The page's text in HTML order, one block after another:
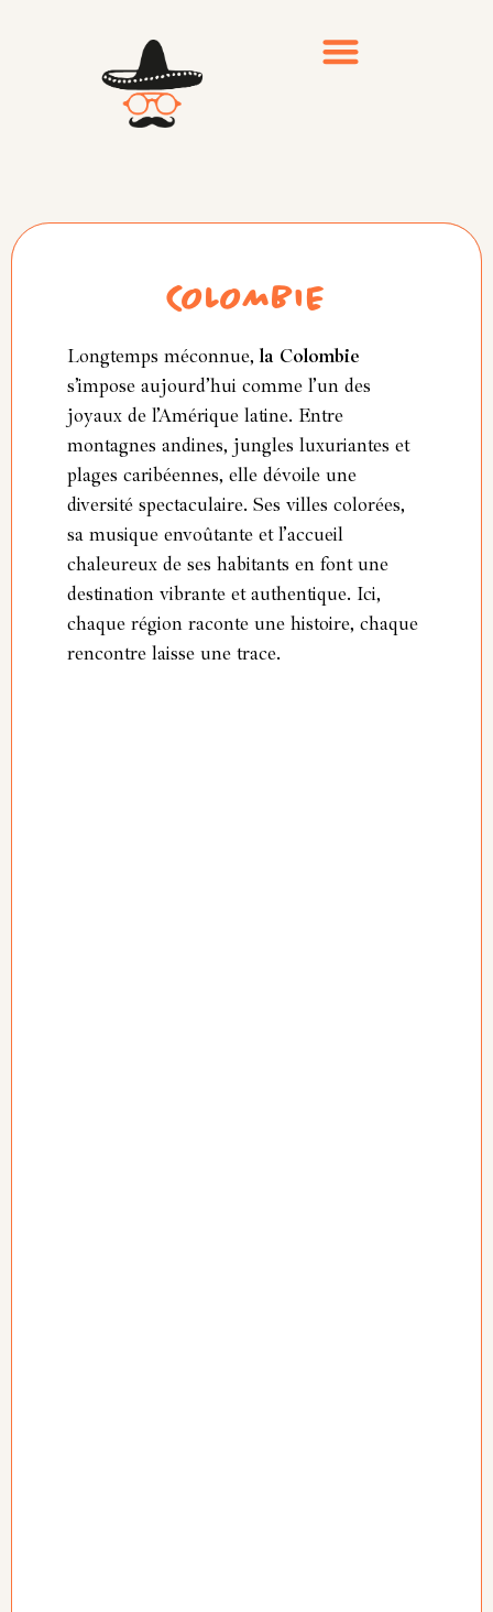
COLOMBIE
Longtemps méconnue, la Colombie
s’impose aujourd’hui comme l’un des
joyaux de l’Amérique latine. Entre
montagnes andines, jungles luxuriantes et
plages caribéennes, elle dévoile une
diversité spectaculaire. Ses villes colorées,
sa musique envoûtante et l’accueil
chaleureux de ses habitants en font une
destination vibrante et authentique. Ici,
chaque région raconte une histoire, chaque
rencontre laisse une trace.